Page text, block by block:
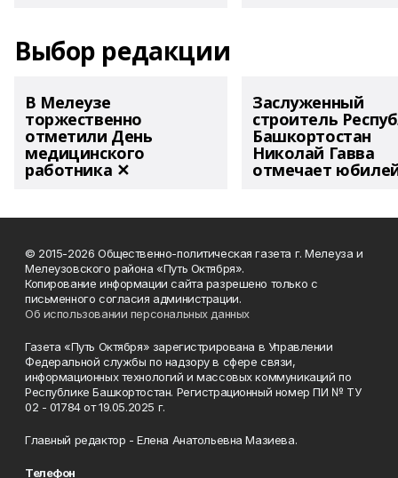
Выбор редакции
В Мелеузе
торжественно
отметили День
медицинского
работника ✕
Заслуженный
строитель
Башкортостан
Николай Гавва
отмечает
© 2015-2026 Общественно-политическая газета г. Мелеуза и
Мелеузовского района «Путь Октября».
Копирование информации сайта разрешено только с
письменного согласия администрации.
Об использовании персональных данных
Газета «Путь Октября» зарегистрирована в Управлении
Федеральной службы по надзору в сфере связи,
информационных технологий и массовых коммуникаций по
Республике Башкортостан. Регистрационный номер ПИ № ТУ
02 - 01784 от 19.05.2025 г.
Главный редактор - Елена Анатольевна Мазиева.
Телефон